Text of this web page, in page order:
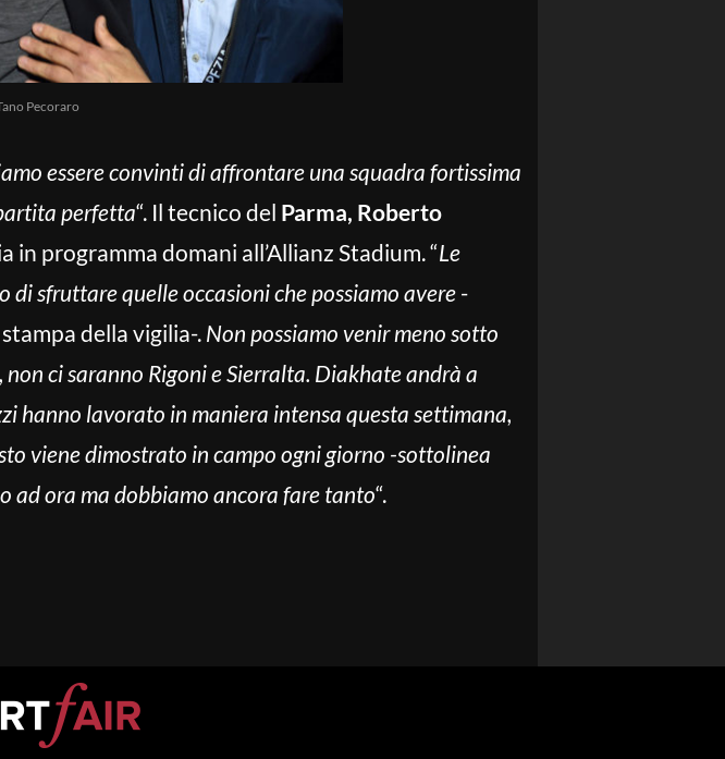
Pecoraro
essere convinti di affrontare una squadra fortissima
perfetta“. Il tecnico del Parma, Roberto
in programma domani all’Allianz Stadium. “Le
sfruttare quelle occasioni che possiamo avere -
della vigilia-. Non possiamo venir meno sotto
ci saranno Rigoni e Sierralta. Diakhate andrà a
hanno lavorato in maniera intensa questa settimana,
viene dimostrato in campo ogni giorno -sottolinea
ad ora ma dobbiamo ancora fare tanto“.